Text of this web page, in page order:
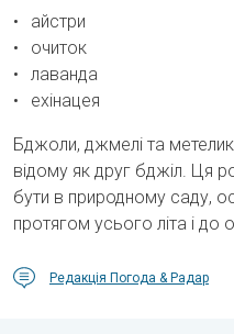
айстри
очиток
лаванда
ехінацея
Бджоли, джмелі та
відому як друг бджіл. Ця
бути в природному саду,
протягом усього літа і до
Редакція Погода & Радар